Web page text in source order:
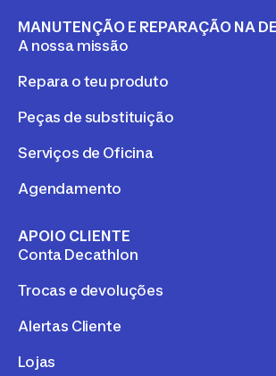
MANUTENÇÃO E REPARAÇÃO NA
A nossa missão
Repara o teu produto
Peças de substituição
Serviços de Oficina
Agendamento
APOIO CLIENTE
Conta Decathlon
Trocas e devoluções
Alertas Cliente
Lojas